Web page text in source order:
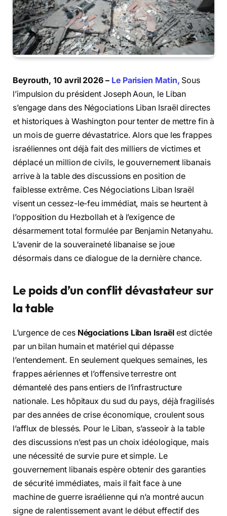
Beyrouth, 10 avril 2026 – Le Parisien Matin, Sous
l’impulsion du président Joseph Aoun, le Liban
s’engage dans des Négociations Liban Israël directes
et historiques à Washington pour tenter de mettre fin à
un mois de guerre dévastatrice. Alors que les frappes
israéliennes ont déjà fait des milliers de victimes et
déplacé un million de civils, le gouvernement libanais
arrive à la table des discussions en position de
faiblesse extrême. Ces Négociations Liban Israël
visent un cessez-le-feu immédiat, mais se heurtent à
l’opposition du Hezbollah et à l’exigence de
désarmement total formulée par Benjamin Netanyahu.
L’avenir de la souveraineté libanaise se joue
désormais dans ce dialogue de la dernière chance.
Le poids d’un conflit dévastateur sur
la table
L’urgence de ces Négociations Liban Israëlest dictée
par un bilan humain et matériel qui dépasse
l’entendement. En seulement quelques semaines, les
frappes aériennes et l’offensive terrestre ont
démantelé des pans entiers de l’infrastructure
nationale. Les hôpitaux du sud du pays, déjà fragilisés
par des années de crise économique, croulent sous
l’afflux de blessés. Pour le Liban, s’asseoir à la table
des discussions n’est pas un choix idéologique, mais
une nécessité de survie pure et simple. Le
gouvernement libanais espère obtenir des garanties
de sécurité immédiates, mais il fait face à une
machine de guerre israélienne qui n’a montré aucun
signe de ralentissement avant le début effectif des